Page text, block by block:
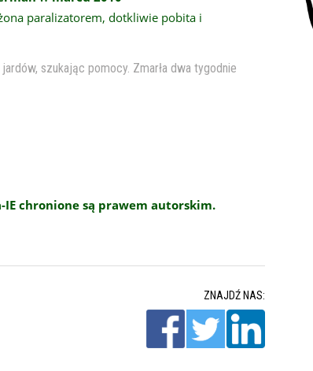
paralizatorem, dotkliwie pobita i
szukając pomocy. Zmarła dwa tygodnie
chronione są prawem autorskim.
ZNAJDŹ NAS: